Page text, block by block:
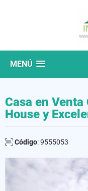
MENÚ
Casa en
House y
Código: 9555053